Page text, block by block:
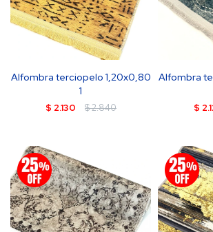
Alfombra terciopelo 1,20x0,80
1
$ 2.130 $2.840
Alfombra
$